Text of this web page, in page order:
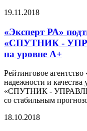
19.11.2018
«Эксперт РА»
«СПУТНИК -
на уровне А+
Рейтинговое
надежности и
«СПУТНИК -
со стабильным
18.10.2018